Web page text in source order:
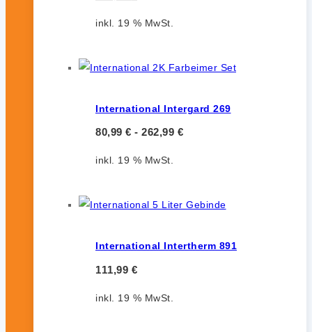
inkl. 19 % MwSt.
International Intergard 269
80,99 € - 262,99 €
inkl. 19 % MwSt.
International Intertherm 891
111,99 €
inkl. 19 % MwSt.